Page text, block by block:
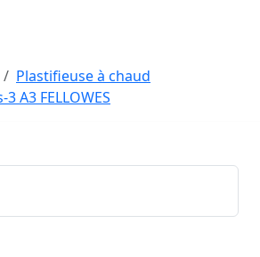
Plastifieuse à chaud
A3 FELLOWES